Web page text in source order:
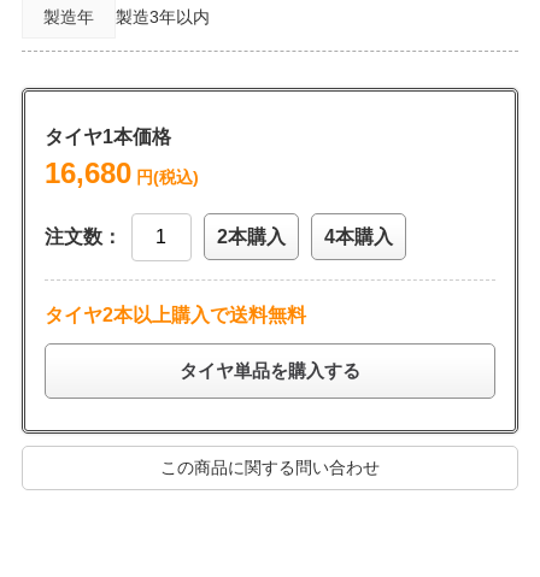
製造年 製造3年以内
タイヤ1本価格
16,680円(税込)
注文数： 2本購入 4本購入
タイヤ2本以上購入で送料無料
タイヤ単品を購入する
この商品に関する問い合わせ